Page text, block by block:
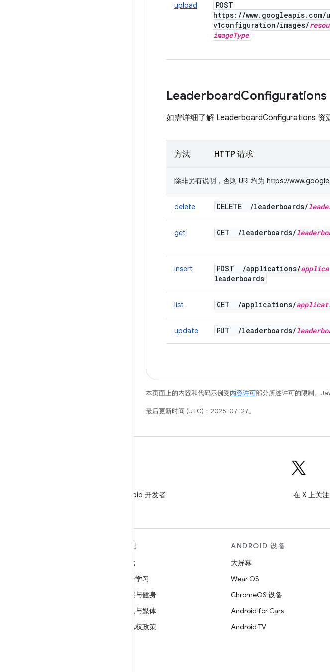
upload
POST
https: //www. googleapis. com/
v1configuration/images/
imageType
LeaderboardConfigurations
如需详细了解 LeaderboardConfigurations 资
方法 HTTP 请求
除非另有说明，否则 URI 均为 https://
delete DELETE /leaderboards/
get GET /leaderboards/
insert POST /applications/
leaderboards
list GET /applications/
update PUT /leaderboards/
本页面上的内容和代码示例受内容许可部分所述许可的限制。
最后更新时间 (UTC)：2025-07-27。
在微信中关注 Android 开发者
在 X 上关
发现
游戏
机器学习
健康与健身
相机与媒体
隐私权政策
ANDROID 设备
大屏幕
Wear OS
ChromeOS 设备
Android for Cars
Android TV